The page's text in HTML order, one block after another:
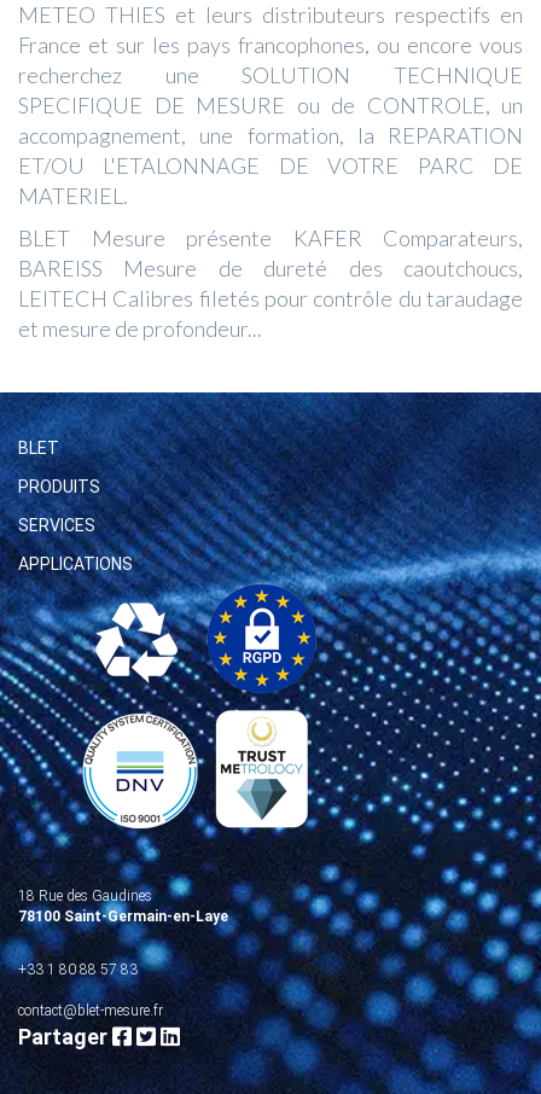
METEO THIES et leurs distributeurs respectifs en
France et sur les pays francophones, ou encore vous
recherchez une SOLUTION TECHNIQUE
SPECIFIQUE DE MESURE ou de CONTROLE, un
accompagnement, une formation, la REPARATION
ET/OU L'ETALONNAGE DE VOTRE PARC DE
MATERIEL.
BLET Mesure présente KAFER Comparateurs,
BAREISS Mesure de dureté des caoutchoucs,
LEITECH Calibres filetés pour contrôle du taraudage
et mesure de profondeur...
BLET
PRODUITS
SERVICES
APPLICATIONS
18 Rue des Gaudines
78100 Saint-Germain-en-Laye
+33 1 80 88 57 83
contact@blet-mesure.fr
Partager